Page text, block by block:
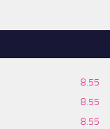
8.55
8.55
8.55